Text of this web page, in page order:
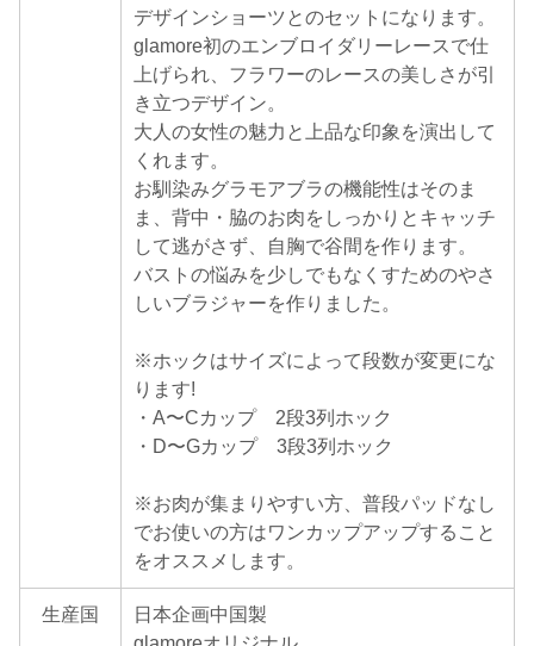
デザインショーツとのセットになります。
glamore初のエンブロイダリーレースで仕
上げられ、フラワーのレースの美しさが引
き立つデザイン。
大人の女性の魅力と上品な印象を演出して
くれます。
お馴染みグラモアブラの機能性はそのま
ま、背中・脇のお肉をしっかりとキャッチ
して逃がさず、自胸で谷間を作ります。
バストの悩みを少しでもなくすためのやさ
しいブラジャーを作りました。
※ホックはサイズによって段数が変更にな
ります!
・A〜Cカップ 2段3列ホック
・D〜Gカップ 3段3列ホック
※お肉が集まりやすい方、普段パッドなし
でお使いの方はワンカップアップすること
をオススメします。
生産国
日本企画中国製